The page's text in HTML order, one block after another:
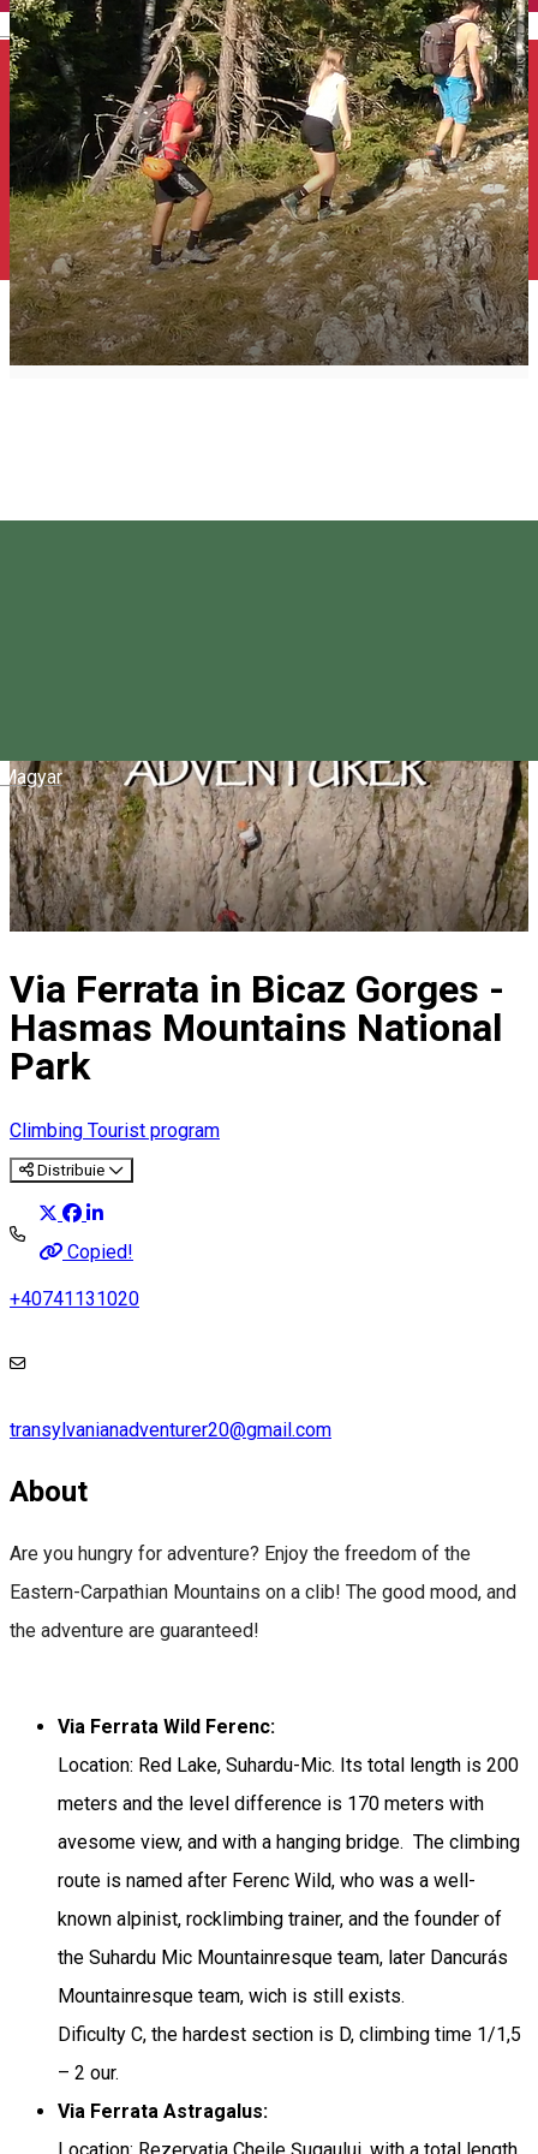
English
Magyar
Via Ferrata in Bicaz Gorges -
Hasmas Mountains National
Park
Climbing Tourist program
Distribuie
Copied!
+40741131020
transylvanianadventurer20@gmail.com
About
Are you hungry for adventure? Enjoy the freedom of the
Eastern-Carpathian Mountains on a clib! The good mood, and
the adventure are guaranteed!
Via Ferrata Wild Ferenc:
Location: Red Lake, Suhardu-Mic. Its total length is 200
meters and the level difference is 170 meters with
avesome view, and with a hanging bridge. The climbing
route is named after Ferenc Wild, who was a well-
known alpinist, rocklimbing trainer, and the founder of
the Suhardu Mic Mountainresque team, later Dancurás
Mountainresque team, wich is still exists.
Dificulty C, the hardest section is D, climbing time 1/1,5
– 2 our.
Via Ferrata Astragalus: